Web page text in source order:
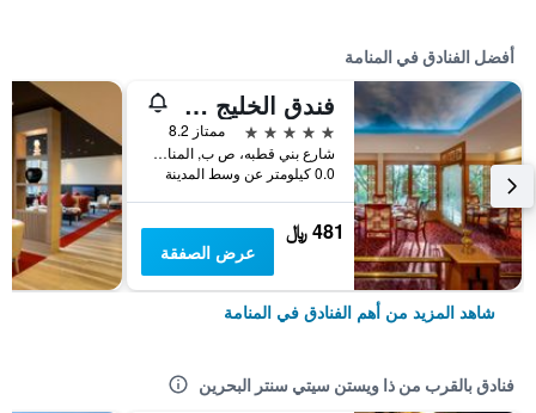
أفضل الفنادق في المنامة
فندق الخليج قاعة مؤتمرات وسبا
5 نجوم
ممتاز 8.2
شارع بني قطبه، ص ب, المنامة, البحرين
0.0 كيلومتر عن وسط المدينة
481 ﷼
عرض الصفقة
شاهد المزيد من أهم الفنادق في المنامة
فنادق بالقرب من ذا ويستن سيتي سنتر البحرين